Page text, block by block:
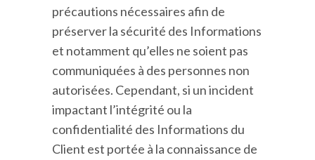
précautions nécessaires afin de
préserver la sécurité des Informations
et notamment qu’elles ne soient pas
communiquées à des personnes non
autorisées. Cependant, si un incident
impactant l’intégrité ou la
confidentialité des Informations du
Client est portée à la connaissance de